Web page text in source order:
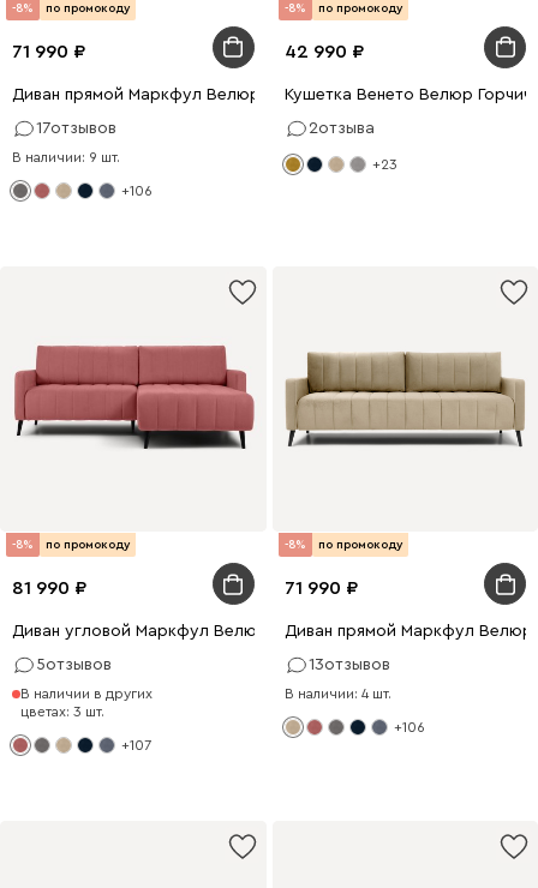
-8% по промокоду
71 990
Диван прямой Маркфул Велюр Серый
17отзывов
В наличии: 9 шт.
+106
-8% по промокоду
42 990
Кушетка Венето Велюр
2отзыва
+23
-8% по промокоду
81 990
Диван угловой Маркфул Велюр Розовый
5отзывов
В наличии в других
цветах: 3 шт.
+107
-8% по промокоду
71 990
Диван прямой Маркфул Велюр
13отзывов
В наличии: 4 шт.
+106